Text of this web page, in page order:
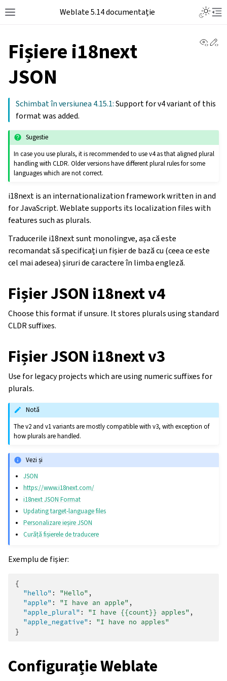
Weblate 5.14 documentație
Fișiere i18next
JSON
Schimbat în versiunea 4.15.1:Support for v4 variant of this
format was added.
Sugestie
In case you use plurals, it is recommended to use v4 as that aligned plural
handling with CLDR. Older versions have different plural rules for some
languages which are not correct.
i18next is an internationalization framework written in and
for JavaScript. Weblate supports its localization files with
features such as plurals.
Traducerile i18next sunt monolingve, așa că este
recomandat să specificați un fișier de bază cu (ceea ce este
cel mai adesea) șiruri de caractere în limba engleză.
Fișier JSON i18next v4
Choose this format if unsure. It stores plurals using standard
CLDR suffixes.
Fișier JSON i18next v3
Use for legacy projects which are using numeric suffixes for
plurals.
Notă
The v2 and v1 variants are mostly compatible with v3, with exception of
how plurals are handled.
Vezi și
JSON
https://www.i18next.com/
i18next JSON Format
Updating target-language files
Personalizare ieșire JSON
Curăță fișierele de traducere
Exemplu de fișier:
{
"hello" : "Hello" ,
"apple" : "I have an apple" ,
"apple_plural" : "I have {{count}} apples" ,
"apple_negative" :
"I have no apples"
}
Configurație Weblate